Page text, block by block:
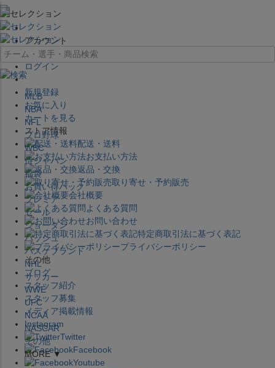
×
アカウント
ログイン
新規登録
お気に入り
カートを見る
ストア情報
配送・送料
お支払い方法
返品・交換
取り寄せ・予約販売
会社概要
よくある質問
お問い合わせ
特定商取引法に基づく表記
プライバシーポリシー
その他
ブログ
スタッフ紹介
スタッフ募集
メディア掲載情報
Instagram
Twitter
Facebook
Youtube
MLB
NBA
NFL
プロ野球
WBC
侍ジャパン
福袋
お買い得パック
プレミア
セール
ジョーダン
バッシュ
バスケブランド
NHL
サッカー
WWE
UFC
NCAA
NASCAR
その他
MORE ▼